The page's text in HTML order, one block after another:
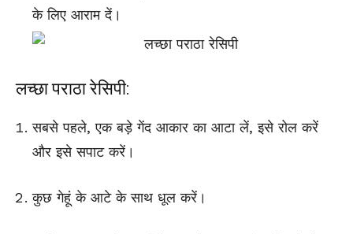
के लिए आराम दें।
लच्छा पराठा रेसिपी:
सबसे पहले, एक बड़े गेंद आकार का आटा लें, इसे रोल करें
और इसे सपाट करें।
कुछ गेहूं के आटे के साथ धूल करें।